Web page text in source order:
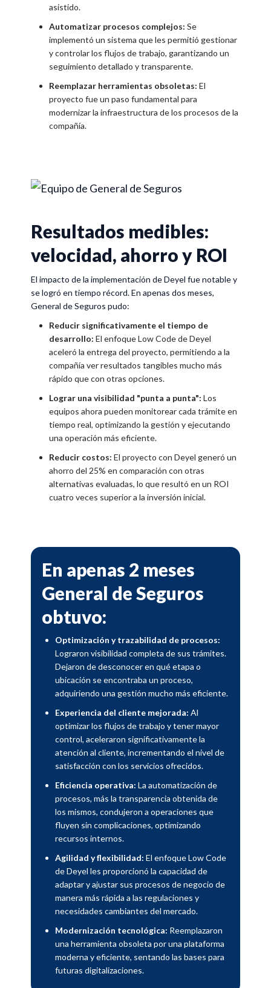
asistido.
Automatizar procesos complejos: Se
implementó un sistema que les permitió gestionar
y controlar los flujos de trabajo, garantizando un
seguimiento detallado y transparente.
Reemplazar herramientas obsoletas: El
proyecto fue un paso fundamental para
modernizar la infraestructura de los procesos de la
compañía.
Resultados medibles:
velocidad, ahorro y ROI
El impacto de la implementación de Deyel fue notable y
se logró en tiempo récord. En apenas dos meses,
General de Seguros pudo:
Reducir significativamente el tiempo de
desarrollo: El enfoque Low Code de Deyel
aceleró la entrega del proyecto, permitiendo a la
compañía ver resultados tangibles mucho más
rápido que con otras opciones.
Lograr una visibilidad "punta a punta": Los
equipos ahora pueden monitorear cada trámite en
tiempo real, optimizando la gestión y ejecutando
una operación más eficiente.
Reducir costos: El proyecto con Deyel generó un
ahorro del 25% en comparación con otras
alternativas evaluadas, lo que resultó en un ROI
cuatro veces superior a la inversión inicial.
En apenas 2 meses
General de Seguros
obtuvo:
Optimización y trazabilidad de procesos:
Lograron visibilidad completa de sus trámites.
Dejaron de desconocer en qué etapa o
ubicación se encontraba un proceso,
adquiriendo una gestión mucho más eficiente.
Experiencia del cliente mejorada: Al
optimizar los flujos de trabajo y tener mayor
control, aceleraron significativamente la
atención al cliente, incrementando el nivel de
satisfacción con los servicios ofrecidos.
Eficiencia operativa: La automatización de
procesos, más la transparencia obtenida de
los mismos, condujeron a operaciones que
fluyen sin complicaciones, optimizando
recursos internos.
Agilidad y flexibilidad: El enfoque Low Code
de Deyel les proporcionó la capacidad de
adaptar y ajustar sus procesos de negocio de
manera más rápida a las regulaciones y
necesidades cambiantes del mercado.
Modernización tecnológica: Reemplazaron
una herramienta obsoleta por una plataforma
moderna y eficiente, sentando las bases para
futuras digitalizaciones.